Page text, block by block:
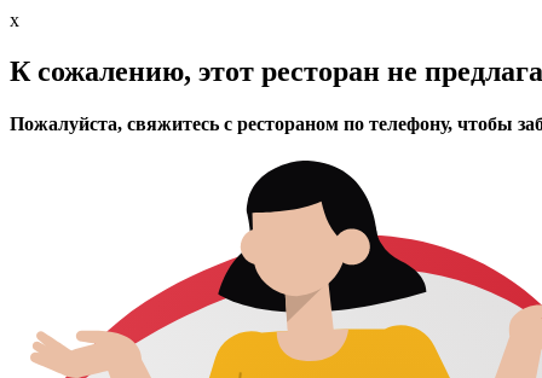
x
К сожалению, этот ресторан не
Пожалуйста, свяжитесь с рестораном по телефону, чтобы